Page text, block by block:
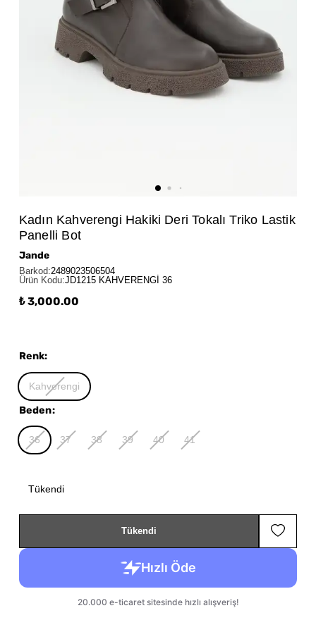
Kadın Kahverengi Hakiki Deri Tokalı Triko Lastik
Panelli Bot
Jande
Barkod:2489023506504
Ürün Kodu:JD1215 KAHVERENGİ 36
₺ 3,000.00
Renk:
Kahverengi
Beden:
36 37 38 39 40 41
Tükendi
Tükendi